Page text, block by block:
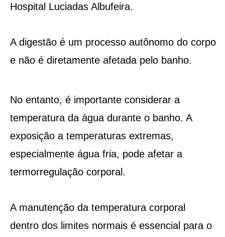
Hospital Luciadas Albufeira.
A digestão é um processo autônomo do corpo
e não é diretamente afetada pelo banho.
No entanto, é importante considerar a
temperatura da água durante o banho. A
exposição a temperaturas extremas,
especialmente água fria, pode afetar a
termorregulação corporal.
A manutenção da temperatura corporal
dentro dos limites normais é essencial para o